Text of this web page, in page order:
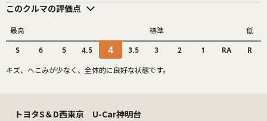
このクルマの評価点
最高 標準 低
S 6 5 4.5 4 3.5 3 2 1 RA R
キズ、へこみが少なく、全体的に良好な状態です。
トヨタS＆D西東京 U-Car神明台